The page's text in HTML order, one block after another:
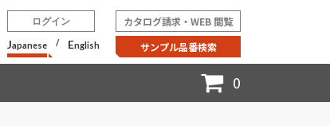
ログイン
Japanese / English
カタログ請求・WEB 閲覧
サンプル品番検索
0